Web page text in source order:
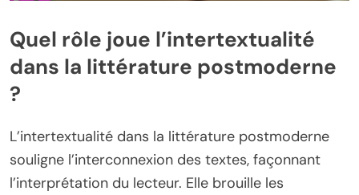
Quel rôle joue l’intertextualité
dans la littérature postmoderne
?
L’intertextualité dans la littérature postmoderne
souligne l’interconnexion des textes, façonnant
l’interprétation du lecteur. Elle brouille les